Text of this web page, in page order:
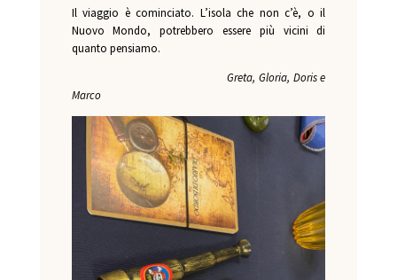
Il viaggio è cominciato. L’isola che non c’è, o il
Nuovo Mondo, potrebbero essere più vicini di
quanto pensiamo.
Greta, Gloria, Doris e
Marco